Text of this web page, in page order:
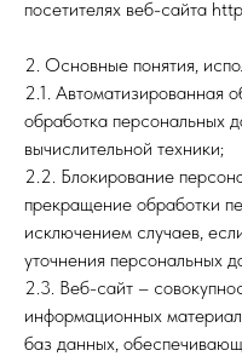
посетителях веб-сайта
2. Основные понятия,
2.1. Автоматизированная
обработка персональных
вычислительной техники;
2.2. Блокирование
прекращение обработки
исключением случаев,
уточнения персональных
2.3. Веб-сайт –
информационных
баз данных,